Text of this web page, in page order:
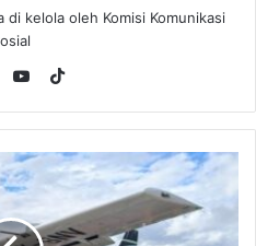
di kelola oleh Komisi Komunikasi
o
u
T
u
b
T
k
T